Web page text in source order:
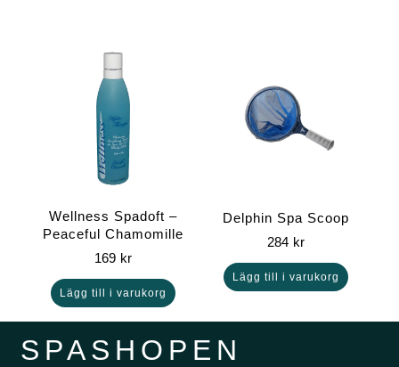
Wellness Spadoft –
Peaceful Chamomille
169 kr
Lägg till i varukorg
Delphin Spa Scoop
284 kr
Lägg till i varukorg
SPASHOPEN